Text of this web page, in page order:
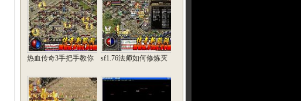
热血传奇3手把手教你 sf1.76法师如何修炼灭